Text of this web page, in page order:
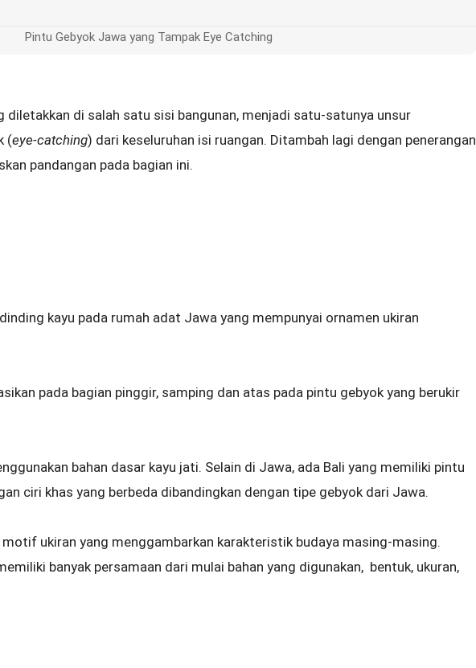
Pintu Gebyok Jawa yang Tampak Eye Catching
diletakkan di salah satu sisi bangunan, menjadi satu-satunya unsur
(eye-catching) dari keseluruhan isi ruangan. Ditambah lagi dengan penerangan
pandangan pada bagian ini.
kayu pada rumah adat Jawa yang mempunyai ornamen ukiran
pada bagian pinggir, samping dan atas pada pintu gebyok yang berukir
bahan dasar kayu jati. Selain di Jawa, ada Bali yang memiliki pintu
ciri khas yang berbeda dibandingkan dengan tipe gebyok dari Jawa.
motif ukiran yang menggambarkan karakteristik budaya masing-masing.
banyak persamaan dari mulai bahan yang digunakan, bentuk, ukuran,